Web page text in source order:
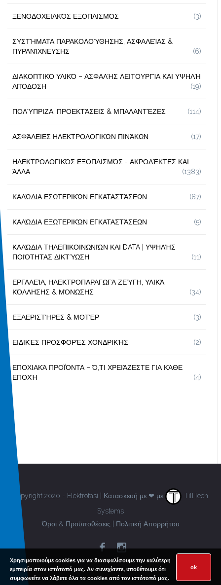
ΞΕΝΟΔΟΧΕΙΑΚΌΣ ΕΞΟΠΛΙΣΜΌΣ (3)
ΣΥΣΤΉΜΑΤΑ ΠΑΡΑΚΟΛΟΎΘΗΣΗΣ, ΑΣΦΑΛΕΊΑΣ &
ΠΥΡΑΝΊΧΝΕΥΣΗΣ
(6)
ΔΙΑΚΟΠΤΙΚΌ ΥΛΙΚΌ – ΑΣΦΑΛΉΣ ΛΕΙΤΟΥΡΓΊΑ ΚΑΙ ΥΨΗΛΉ
ΑΠΌΔΟΣΗ
(19)
ΠΟΛΎΠΡΙΖΑ, ΠΡΟΕΚΤΆΣΕΙΣ & ΜΠΑΛΑΝΤΈΖΕΣ (114)
ΑΣΦΆΛΕΙΕΣ ΗΛΕΚΤΡΟΛΟΓΙΚΏΝ ΠΙΝΆΚΩΝ (17)
ΗΛΕΚΤΡΟΛΟΓΙΚΌΣ ΕΞΟΠΛΙΣΜΌΣ - ΑΚΡΟΔΈΚΤΕΣ ΚΑΙ
ΆΛΛΑ
(1383)
ΚΑΛΏΔΙΑ ΕΣΩΤΕΡΙΚΏΝ ΕΓΚΑΤΑΣΤΆΣΕΩΝ (87)
ΚΑΛΏΔΙΑ ΕΞΩΤΕΡΙΚΏΝ ΕΓΚΑΤΑΣΤΆΣΕΩΝ (5)
ΚΑΛΏΔΙΑ ΤΗΛΕΠΙΚΟΙΝΩΝΙΏΝ ΚΑΙ DATA | ΥΨΗΛΉΣ
ΠΟΙΌΤΗΤΑΣ ΔΙΚΤΎΩΣΗ
(11)
ΕΡΓΑΛΕΊΑ, ΗΛΕΚΤΡΟΠΑΡΑΓΩΓΆ ΖΕΎΓΗ, ΥΛΙΚΆ
ΚΌΛΛΗΣΗΣ & ΜΌΝΩΣΗΣ
(34)
ΕΞΑΕΡΙΣΤΉΡΕΣ & ΜΟΤΈΡ (3)
ΕΙΔΙΚΈΣ ΠΡΟΣΦΟΡΈΣ ΧΟΝΔΡΙΚΉΣ (2)
ΕΠΟΧΙΑΚΆ ΠΡΟΪΌΝΤΑ – Ό,ΤΙ ΧΡΕΙΆΖΕΣΤΕ ΓΙΑ ΚΆΘΕ
ΕΠΟΧΉ
(4)
Copyright 2020 - Elektrofasi | Κατασκευή με ❤ με
TillTech
Systems
Όροι & Προϋποθέσεις
Πολιτική Απορρήτου
Χρησιμοποιούμε cookies για να διασφαλίσουμε την καλύτερη
εμπειρία στον ιστότοπό μας. Αν συνεχίσετε, υποθέτουμε ότι
συμφωνείτε να λάβετε όλα τα cookies από τον ιστότοπό μας.
ok